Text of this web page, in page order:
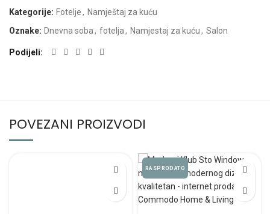
Kategorije: Fotelje, Namještaj za kuću
Oznake: Dnevna soba, fotelja, Namjestaj za kuću, Salon
Podijeli
POVEZANI PROIZVODI
RASPRODATO